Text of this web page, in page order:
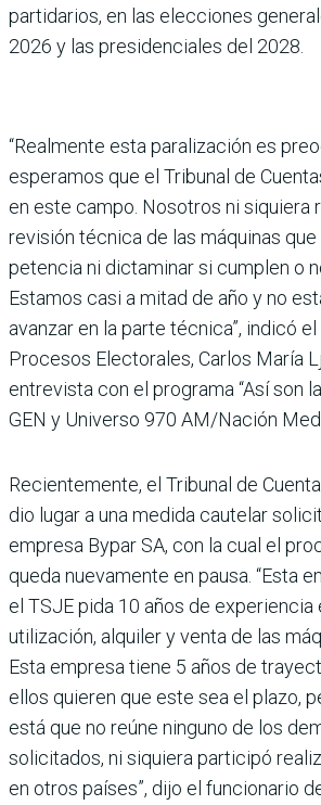
partidarios, en las elecciones
2026 y las presi­denciales del 2028.
“Realmente esta paralización es
esperamos que el Tribunal de
en este campo. Nosotros ni siquiera
revisión técnica de las máquinas
petencia ni dictaminar si cumplen o
Estamos casi a mitad de año y no
avan­zar en la parte técnica”, indicó
Procesos Elec­torales, Carlos María
entrevista con el programa “Así son
GEN y Universo 970 AM/Nación
Recientemente, el Tribunal de
dio lugar a una medida caute­lar
empresa Bypar SA, con la cual el
queda nue­vamente en pausa. “Esta
el TSJE pida 10 años de experiencia
utilización, alquiler y venta de las
Esta empresa tiene 5 años de
ellos quieren que este sea el plazo,
está que no reúne nin­guno de los
solicitados, ni siquiera parti­cipó
en otros países”, dijo el funcio­nario